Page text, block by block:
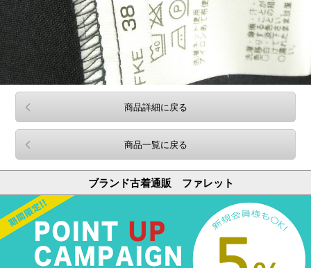
商品詳細に戻る
商品一覧に戻る
ブランド古着通販 ファレット